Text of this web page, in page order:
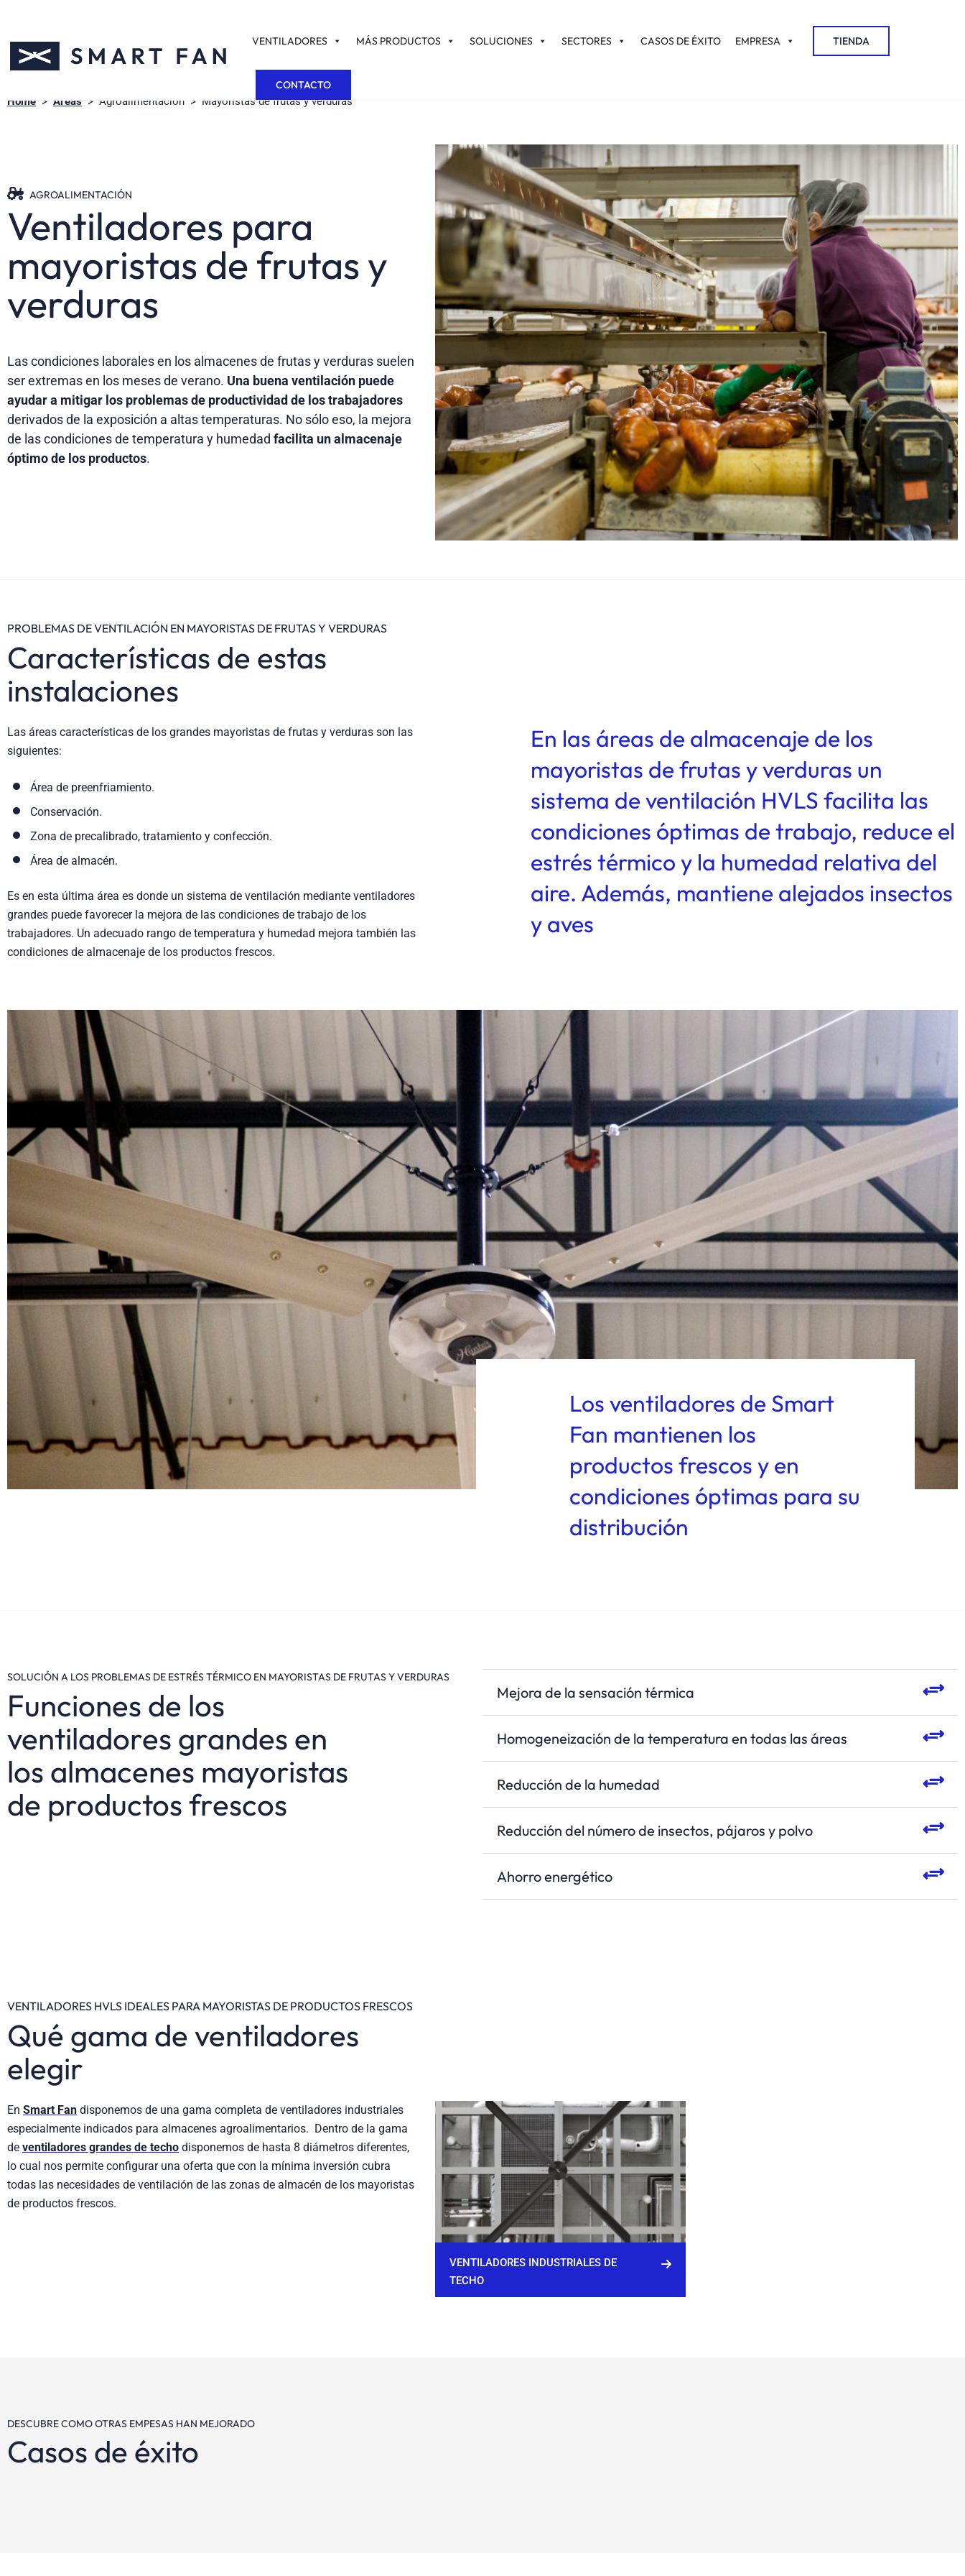
VENTILADORES MÁS PRODUCTOS SOLUCIONES SECTORES CASOS DE ÉXITO EMPRESA TIENDA
CONTACTO
Home > Areas > Agroalimentación > Mayoristas de frutas y verduras
AGROALIMENTACIÓN
Ventiladores para
mayoristas de frutas y
verduras
Las condiciones laborales en los almacenes de frutas y verduras suelen
ser extremas en los meses de verano. Una buena ventilación puede
ayudar a mitigar los problemas de productividad de los trabajadores
derivados de la exposición a altas temperaturas. No sólo eso, la mejora
de las condiciones de temperatura y humedadfacilita un almacenaje
óptimo de los productos.
PROBLEMAS DE VENTILACIÓN EN MAYORISTAS DE FRUTAS Y VERDURAS
Características de estas
instalaciones
Las áreas características de los grandes mayoristas de frutas y verduras son las
siguientes:
Área de preenfriamiento.
Conservación.
Zona de precalibrado, tratamiento y confección.
Área de almacén.
Es en esta última área es donde un sistema de ventilación mediante ventiladores
grandes puede favorecer la mejora de las condiciones de trabajo de los
trabajadores. Un adecuado rango de temperatura y humedad mejora también las
condiciones de almacenaje de los productos frescos.
En las áreas de almacenaje de los
mayoristas de frutas y verduras un
sistema de ventilación HVLS facilita las
condiciones óptimas de trabajo, reduce el
estrés térmico y la humedad relativa del
aire. Además, mantiene alejados insectos
y aves
Los ventiladores de Smart
Fan mantienen los
productos frescos y en
condiciones óptimas para su
distribución
SOLUCIÓN A LOS PROBLEMAS DE ESTRÉS TÉRMICO EN MAYORISTAS DE FRUTAS Y VERDURAS
Funciones de los
ventiladores grandes en
los almacenes mayoristas
de productos frescos
Mejora de la sensación térmica
Homogeneización de la temperatura en todas las áreas
Reducción de la humedad
Reducción del número de insectos, pájaros y polvo
Ahorro energético
VENTILADORES HVLS IDEALES PARA MAYORISTAS DE PRODUCTOS FRESCOS
Qué gama de ventiladores
elegir
En Smart Fan disponemos de una gama completa de ventiladores industriales
especialmente indicados para almacenes agroalimentarios. Dentro de la gama
de ventiladores grandes de techo disponemos de hasta 8 diámetros diferentes,
lo cual nos permite configurar una oferta que con la mínima inversión cubra
todas las necesidades de ventilación de las zonas de almacén de los mayoristas
de productos frescos.
VENTILADORES INDUSTRIALES DE
TECHO
DESCUBRE COMO OTRAS EMPESAS HAN MEJORADO
Casos de éxito